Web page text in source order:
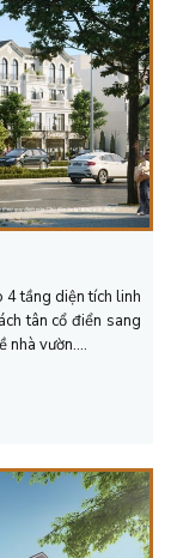
4 tầng diện tích linh
tân cổ điển sang
nhà vườn….